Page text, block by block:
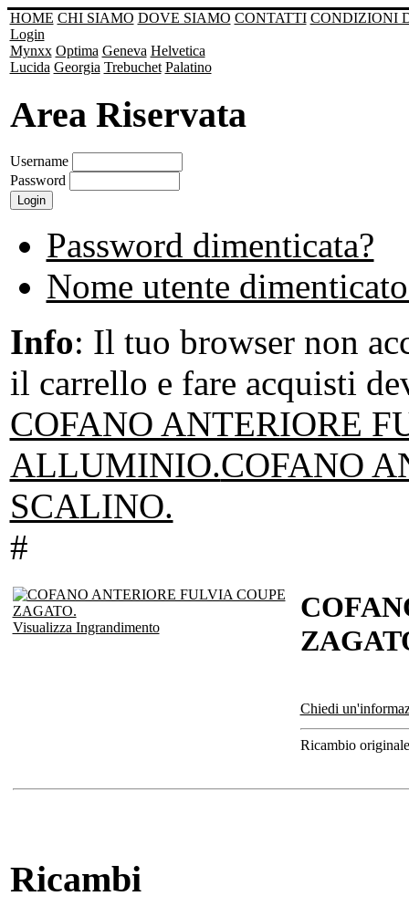
HOME CHI SIAMO DOVE SIAMO CONTATTI CONDIZIONI
Login
Mynxx Optima Geneva Helvetica
Lucida Georgia Trebuchet Palatino
Area Riservata
Username
Password
Password dimenticata?
Nome utente
Info: Il tuo browser non
il carrello e fare acquisti
COFANO ANTERIORE
ALLUMINIO.COFANO
SCALINO.
#
Visualizza Ingrandimento
Chiedi
Ricambio
Ricambi